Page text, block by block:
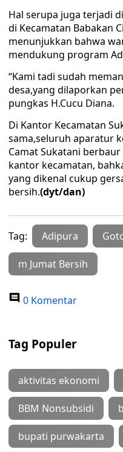
Hal serupa juga terjadi
di Kecamatan Babakan
menunjukkan bahwa
mendukung program
“Kami tadi sudah
desa,yang dilaporkan
pungkas H.Cucu Diana.
Di Kantor Kecamatan
sama,seluruh aparatur
Camat Sukatani
kantor kecamatan,
yang dikenal cukup
bersih.(dyt/dan)
Tag: Adipura
m Jumat Bersih
0 Komentar
Tag Populer
aktivitas ekonomi
BBM Nonsubsidi
bupati purwakarta